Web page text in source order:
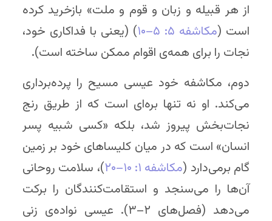
از هر قبیله و زبان و قوم و ملت» بازخرید کرده
است (مکاشفه ۵: ۵–۱۰
) (یعنی با فداکاری خود،
نجات را برای همه‌ی اقوام ممکن ساخته است).
دوم، مکاشفه خود عیسی مسیح را پرده‌برداری
می‌کند. او نه تنها بره‌ای است که از طریق رنج
نجات‌بخش پیروز شد، بلکه «کسی شبیه پسر
انسان» است که در میان کلیساهای خود بر زمین
گام برمی‌دارد (مکاشفه ۱: ۱۰–۲۰
)، سلامت روحانی
آن‌ها را می‌سنجد و استقامت‌کنندگان را برکت
می‌دهد (فصل‌های ۲–۳). عیسی نواده‌ی زنی